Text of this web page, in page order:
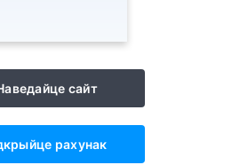
сайт
рахунак